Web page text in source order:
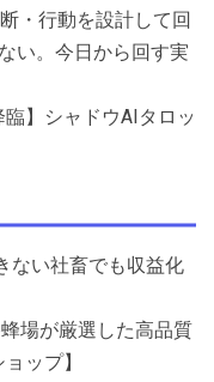
・行動を設計して回
い。今日から回す実
臨】シャドウAIタロッ
ない社畜でも収益化
場が厳選した高品質
ップ】